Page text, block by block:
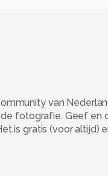
van
fotografie. Geef
is gratis (voor altijd)